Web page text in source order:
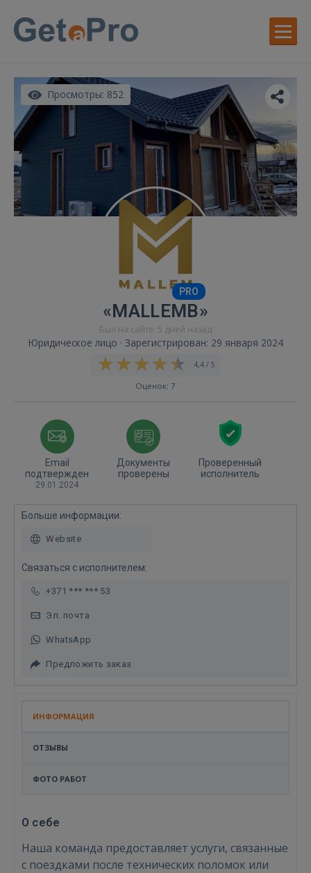
Просмотры: 852
PRO
«MALLEMB»
Был на сайте: 5 дней назад
Юридическое лицо · Зарегистрирован: 29 января 2024
4,4 / 5
Оценок: 7
Email
подтвержден
29.01.2024
Документы
проверены
Проверенный
исполнитель
Больше информации:
Website
Связаться с исполнителем:
+371 *** *** 53
Эл. почта
WhatsApp
Предложить заказ
ИНФОРМАЦИЯ
ОТЗЫВЫ
ФОТО РАБОТ
О себе
Наша команда предоставляет услуги, связанные
с поездками после технических поломок или